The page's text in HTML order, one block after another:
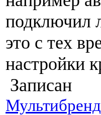
подключил
это с тех
настройки
Записан